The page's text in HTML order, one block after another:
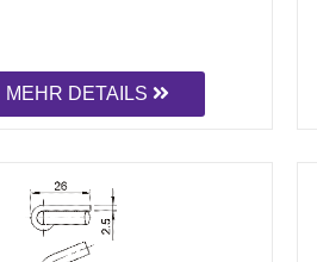
MEHR DETAILS